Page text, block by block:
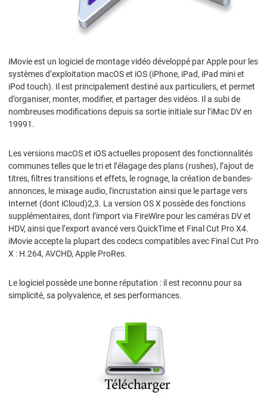
iMovie est un logiciel de montage vidéo développé par Apple pour les
systèmes d’exploitation macOS et iOS (iPhone, iPad, iPad mini et
iPod touch). Il est principalement destiné aux particuliers, et permet
d’organiser, monter, modifier, et partager des vidéos. Il a subi de
nombreuses modifications depuis sa sortie initiale sur l’iMac DV en
19991.
Les versions macOS et iOS actuelles proposent des fonctionnalités
communes telles que le tri et l’élagage des plans (rushes), l’ajout de
titres, filtres transitions et effets, le rognage, la création de bandes-
annonces, le mixage audio, l'incrustation ainsi que le partage vers
Internet (dont iCloud)2,3. La version OS X possède des fonctions
supplémentaires, dont l’import via FireWire pour les caméras DV et
HDV, ainsi que l’export avancé vers QuickTime et Final Cut Pro X4.
iMovie accepte la plupart des codecs compatibles avec Final Cut Pro
X : H.264, AVCHD, Apple ProRes.
Le logiciel possède une bonne réputation : il est reconnu pour sa
simplicité, sa polyvalence, et ses performances.